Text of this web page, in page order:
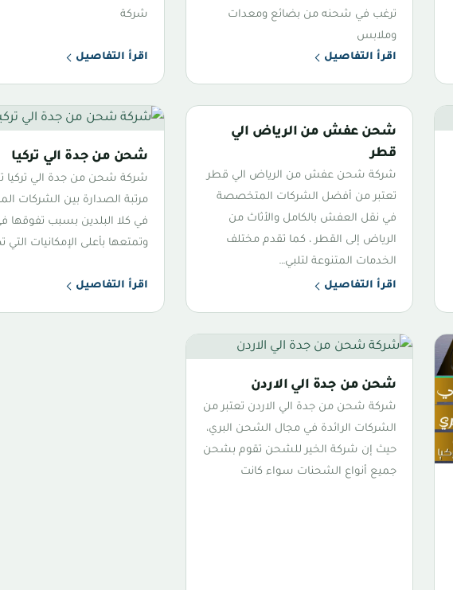
ترغب في شحنه من بضائع ومعدات
وملابس
اقرأ التفاصيل
شركة
اقرأ التفاصيل
شحن عفش من الرياض الي
قطر
شركة شحن عفش من الرياض الي قطر
تعتبر من أفضل الشركات المتخصصة
في نقل العفش بالكامل والأثاث من
الرياض إلى القطر ، كما تقدم مختلف
الخدمات المتنوعة لتلبي…
اقرأ التفاصيل
شحن من جدة الي تركيا
شركة شحن من جدة الي تركيا
مرتبة الصدارة بين الشركات
في كلا البلدين بسبب تفوقها
وتمتعها بأعلى الإمكانيات
اقرأ التفاصيل
شحن من جدة الي الاردن
شركة شحن من جدة الي الاردن تعتبر من
الشركات الرائدة في مجال الشحن البري،
حيث إن شركة الخير للشحن تقوم بشحن
جميع أنواع الشحنات سواء كانت